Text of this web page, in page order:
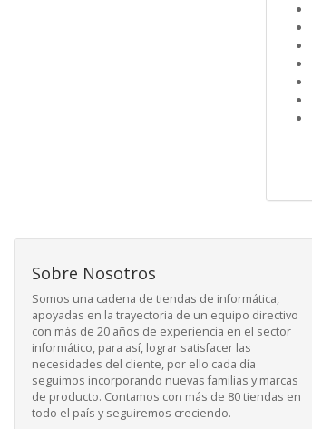
Sobre Nosotros
Somos una cadena de tiendas de informática,
apoyadas en la trayectoria de un equipo directivo
con más de 20 años de experiencia en el sector
informático, para así, lograr satisfacer las
necesidades del cliente, por ello cada día
seguimos incorporando nuevas familias y marcas
de producto. Contamos con más de 80 tiendas en
todo el país y seguiremos creciendo.